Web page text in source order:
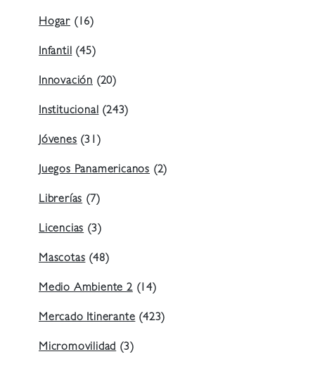
Hogar (16)
Infantil(45)
Innovación (20)
Institucional(243)
Jóvenes(31)
Juegos Panamericanos (2)
Librerías(7)
Licencias(3)
Mascotas(48)
Medio Ambiente 2(14)
Mercado Itinerante(423)
Micromovilidad(3)